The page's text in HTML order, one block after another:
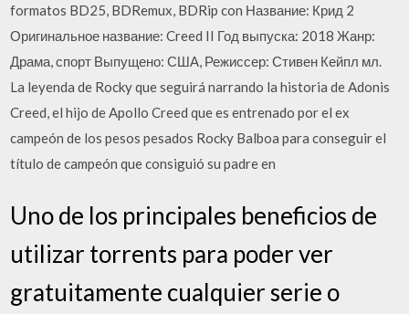
formatos BD25, BDRemux, BDRip con Название: Крид 2
Оригинальное название: Creed II Год выпуска: 2018 Жанр:
Драма, спорт Выпущено: США, Режиссер: Стивен Кейпл мл.
La leyenda de Rocky que seguirá narrando la historia de Adonis
Creed, el hijo de Apollo Creed que es entrenado por el ex
campeón de los pesos pesados Rocky Balboa para conseguir el
título de campeón que consiguió su padre en
Uno de los principales beneficios de
utilizar torrents para poder ver
gratuitamente cualquier serie o